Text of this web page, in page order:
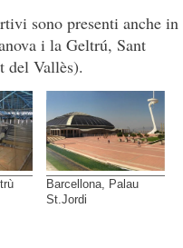
sono presenti anche in
i la Geltrú, Sant
del Vallès).
Barcellona, Palau
St.Jordi